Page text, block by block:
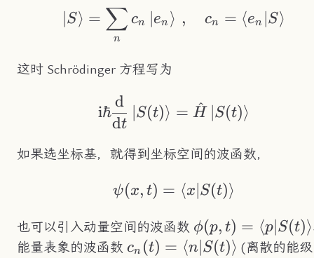
∣S⟩ =
n
∑ cn ∣en ⟩ , cn = ⟨en ∣S⟩
这时 Schrödinger 方程写为
iℏ
dt
d
S(t)⟩ = H
^ S(t)⟩
如果选坐标基，就得到坐标空间的波函数，
ψ(x, t) = ⟨x S(t)⟩
也可以引入动量空间的波函数 ϕ(p, t) = ⟨p∣S(t)⟩
能量表象的波函数 c_n(t)=\braket{n|S(t)}
cn (t) = ⟨n∣S(t)⟩ (离散的能